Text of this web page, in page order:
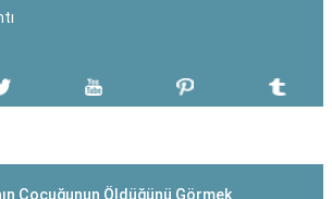
Çocuğunun Öldüğünü Görmek